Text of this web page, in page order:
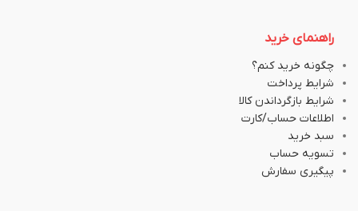
راهنمای خرید
چگونه خرید کنم؟
شرایط پرداخت
شرایط بازگرداندن کالا
اطلاعات حساب/کارت
سبد خرید
تسویه حساب
پیگیری سفارش